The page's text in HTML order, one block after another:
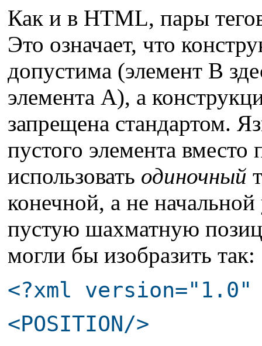
Как и в HTML, пары
Это означает, что
допустима (элемент B
элемента A), а
запрещена стандартом.
пустого элемента
использовать одиночный
конечной, а не
пустую шахматную
могли бы изобразить так:
<?xml version="1.0"
<POSITION/>